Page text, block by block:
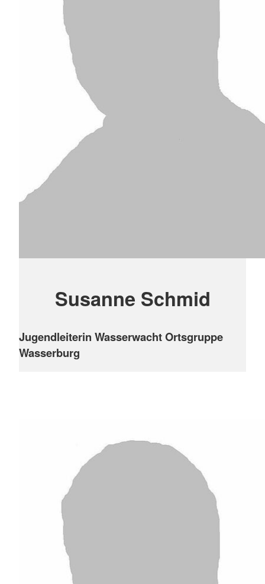
Susanne Schmid
Jugendleiterin Wasserwacht Ortsgruppe
Wasserburg